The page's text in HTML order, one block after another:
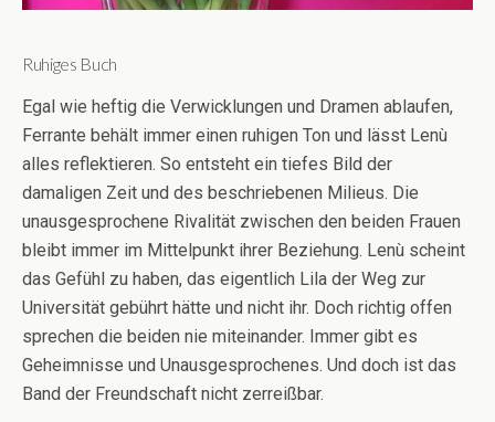
Ruhiges Buch
Egal wie heftig die Verwicklungen und Dramen ablaufen,
Ferrante behält immer einen ruhigen Ton und lässt Lenù
alles reflektieren. So entsteht ein tiefes Bild der
damaligen Zeit und des beschriebenen Milieus. Die
unausgesprochene Rivalität zwischen den beiden Frauen
bleibt immer im Mittelpunkt ihrer Beziehung. Lenù scheint
das Gefühl zu haben, das eigentlich Lila der Weg zur
Universität gebührt hätte und nicht ihr. Doch richtig offen
sprechen die beiden nie miteinander. Immer gibt es
Geheimnisse und Unausgesprochenes. Und doch ist das
Band der Freundschaft nicht zerreißbar.